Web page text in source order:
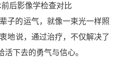
后影像学检查对比
子的运气，就像一束光一样照
地说，通过治疗，不仅解决了
下去的勇气与信心。